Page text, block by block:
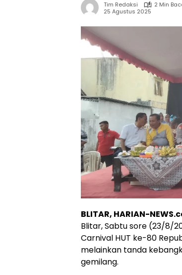
Tim Redaksi
2 Min
25 Agustus 2025
BLITAR, HARIAN-
Blitar, Sabtu sore (23/8/
Carnival HUT ke-80
melainkan tanda
gemilang.